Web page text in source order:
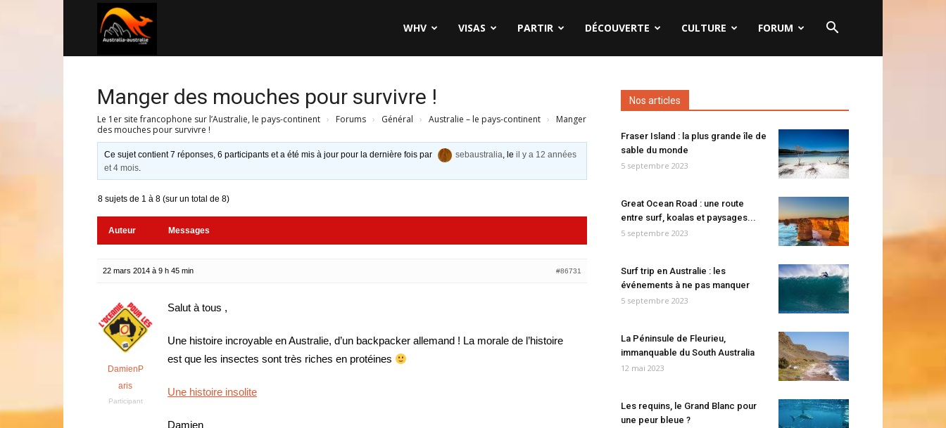
WHV VISAS PARTIR DÉCOUVERTE CULTURE FORUM
Manger des mouches pour survivre !
Le 1er site francophone sur l’Australie, le pays-continent › Forums › Général › Australie – le pays-continent ›
Manger
des mouches pour survivre !
Ce sujet contient 7 réponses, 6 participants et a été mis à jour pour la dernière fois par sebaustralia, leil y a 12 années
et 4 mois.
8 sujets de 1 à 8 (sur un total de 8)
Auteur Messages
22 mars 2014 à 9 h 45 min #86731
DamienP
aris
Participant
Salut à tous ,
Une histoire incroyable en Australie, d’un backpacker allemand ! La morale de l’histoire
est que les insectes sont très riches en protéines
Une histoire insolite
Damien
Nos articles
Fraser Island : la plus grande île de
sable du monde
5 septembre 2023
Great Ocean Road : une route
entre surf, koalas et paysages...
5 septembre 2023
Surf trip en Australie : les
événements à ne pas manquer
5 septembre 2023
La Péninsule de Fleurieu,
immanquable du South Australia
12 mai 2023
Les requins, le Grand Blanc pour
une peur bleue ?